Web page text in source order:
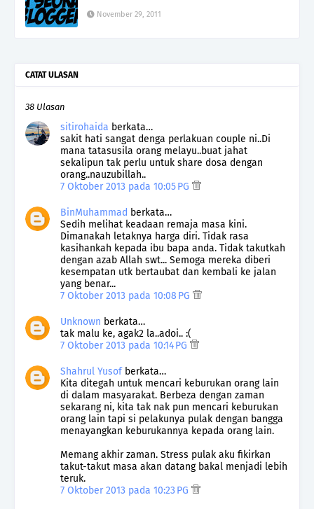
November 29, 2011
CATAT ULASAN
38 Ulasan
sitirohaida berkata…
sakit hati sangat denga perlakuan couple ni..Di
mana tatasusila orang melayu..buat jahat
sekalipun tak perlu untuk share dosa dengan
orang..nauzubillah..
7 Oktober 2013 pada 10:05 PG
BinMuhammad berkata…
Sedih melihat keadaan remaja masa kini.
Dimanakah letaknya harga diri. Tidak rasa
kasihankah kepada ibu bapa anda. Tidak takutkah
dengan azab Allah swt... Semoga mereka diberi
kesempatan utk bertaubat dan kembali ke jalan
yang benar...
7 Oktober 2013 pada 10:08 PG
Unknown berkata…
tak malu ke, agak2 la..adoi.. :(
7 Oktober 2013 pada 10:14 PG
Shahrul Yusofberkata…
Kita ditegah untuk mencari keburukan orang lain
di dalam masyarakat. Berbeza dengan zaman
sekarang ni, kita tak nak pun mencari keburukan
orang lain tapi si pelakunya pulak dengan bangga
menayangkan keburukannya kepada orang lain.
Memang akhir zaman. Stress pulak aku fikirkan
takut-takut masa akan datang bakal menjadi lebih
teruk.
7 Oktober 2013 pada 10:23 PG